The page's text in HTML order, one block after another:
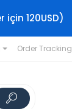
için 120USD)
Order Tracking